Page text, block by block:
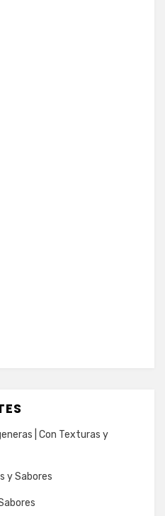
| Con Texturas y
y Sabores